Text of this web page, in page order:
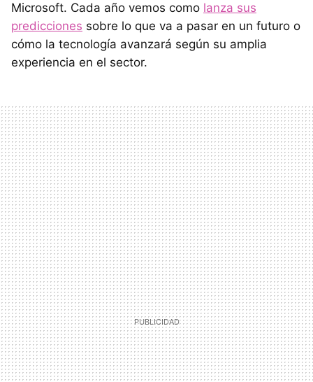
Microsoft. Cada año vemos como lanza sus
predicciones sobre lo que va a pasar en un futuro o
cómo la tecnología avanzará según su amplia
experiencia en el sector.